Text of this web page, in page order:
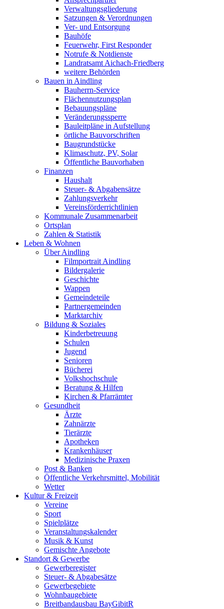
Verwaltungsgliederung
Satzungen & Verordnungen
Ver- und Entsorgung
Bauhöfe
Feuerwehr, First Responder
Notrufe & Notdienste
Landratsamt Aichach-Friedberg
weitere Behörden
Bauen in Aindling
Bauherrn-Service
Flächennutzungsplan
Bebauungspläne
Veränderungssperre
Bauleitpläne in Aufstellung
örtliche Bauvorschriften
Baugrundstücke
Klimaschutz, PV, Solar
Öffentliche Bauvorhaben
Finanzen
Haushalt
Steuer- & Abgabensätze
Zahlungsverkehr
Vereinsförderrichtlinien
Kommunale Zusammenarbeit
Ortsplan
Zahlen & Statistik
Leben & Wohnen
Über Aindling
Filmportrait Aindling
Bildergalerie
Geschichte
Wappen
Gemeindeteile
Partnergemeinden
Marktarchiv
Bildung & Soziales
Kinderbetreuung
Schulen
Jugend
Senioren
Bücherei
Volkshochschule
Beratung & Hilfen
Kirchen & Pfarrämter
Gesundheit
Ärzte
Zahnärzte
Tierärzte
Apotheken
Krankenhäuser
Medizinische Praxen
Post & Banken
Öffentliche Verkehrsmittel, Mobilität
Wetter
Kultur & Freizeit
Vereine
Sport
Spielplätze
Veranstaltungskalender
Musik & Kunst
Gemischte Angebote
Standort & Gewerbe
Gewerberegister
Steuer- & Abgabesätze
Gewerbegebiete
Wohnbaugebiete
Breitbandausbau BayGibitR